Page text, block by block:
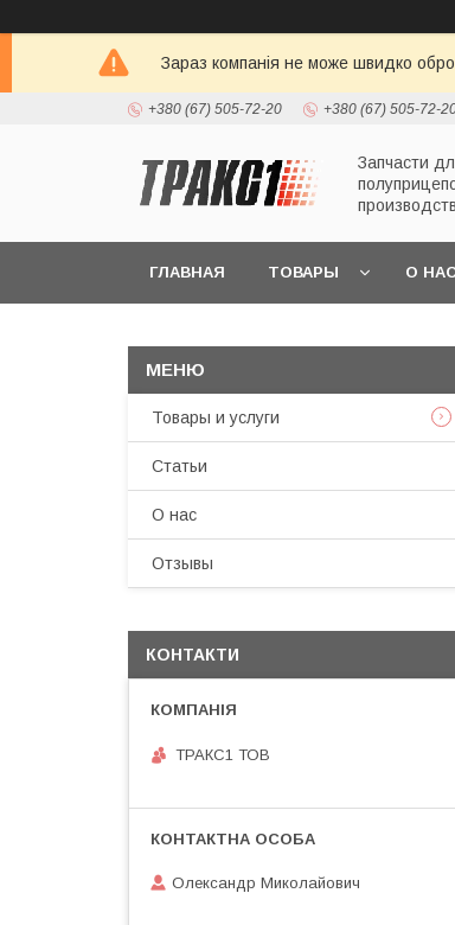
Зараз компанія не може швидко
+380 (67) 505-72-20 +380 (67) 505-72-
Запчасти
ГЛАВНАЯ ТОВАРЫ О
Товары и услуги
Статьи
О нас
Отзывы
КОНТАКТИ
ТРАКС1 ТОВ
Олександр Миколайович